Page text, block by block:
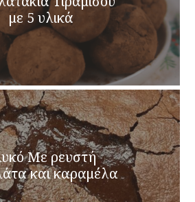
με 5 υλικά
Με ρευστή
και καραμέλα